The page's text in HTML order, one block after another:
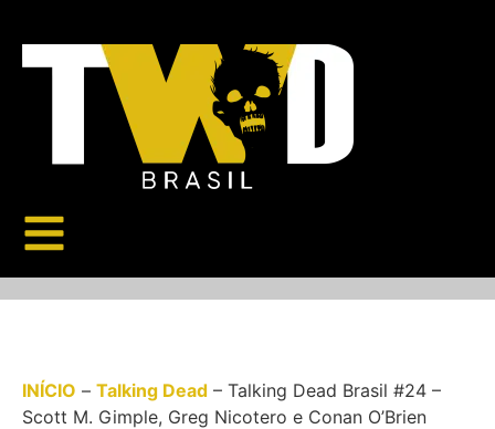
INÍCIO – Talking Dead – Talking Dead Brasil #24 –
Scott M. Gimple, Greg Nicotero e Conan O’Brien